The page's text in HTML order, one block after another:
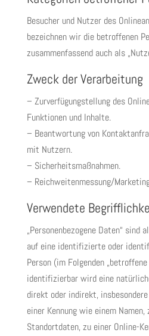
Besucher und Nutzer des
bezeichnen wir die betroffenen
zusammenfassend auch als
Zweck der Verarbeitung
– Zurverfügungstellung des
Funktionen und Inhalte.
– Beantwortung von
mit Nutzern.
– Sicherheitsmaßnahmen.
– Reichweitenmessung/
Verwendete
„Personenbezogene Daten“ sind
auf eine identifizierte oder
Person (im Folgenden
identifizierbar wird eine
direkt oder indirekt,
einer Kennung wie einem
Standortdaten, zu einer Online-